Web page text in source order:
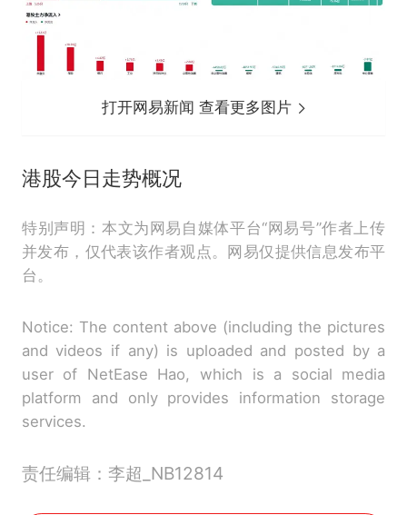
打开网易新闻 查看更多图片
港股今日走势概况
特别声明：本文为网易自媒体平台“网易号”作者上传
并发布，仅代表该作者观点。网易仅提供信息发布平
台。
Notice: The content above (including the pictures
and videos if any) is uploaded and posted by a
user of NetEase Hao, which is a social media
platform and only provides information storage
services.
责任编辑：李超_NB12814